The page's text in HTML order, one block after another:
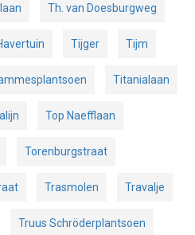
Th. van Doesburgweg
Tijger Tijm
Titanialaan
Top Naefflaan
Torenburgstraat
Trasmolen Travalje
Truus Schröderplantsoen